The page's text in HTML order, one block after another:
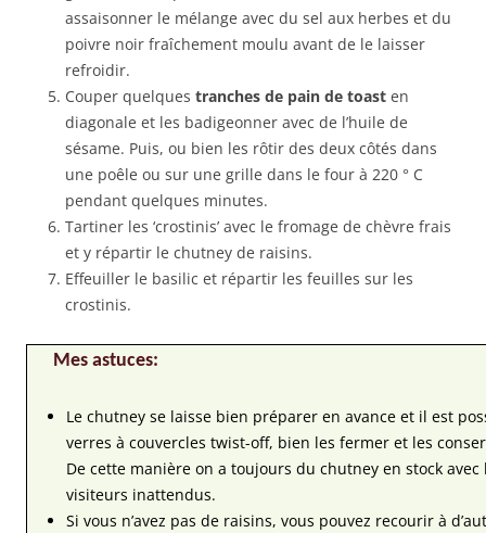
assaisonner le mélange avec du sel aux herbes et du
poivre noir fraîchement moulu avant de le laisser
refroidir.
Couper quelques tranches de pain de toast en
diagonale et les badigeonner avec de l’huile de
sésame. Puis, ou bien les rôtir des deux côtés dans
une poêle ou sur une grille dans le four à 220 ° C
pendant quelques minutes.
Tartiner les ‘crostinis’ avec le fromage de chèvre frais
et y répartir le chutney de raisins.
Effeuiller le basilic et répartir les feuilles sur les
crostinis.
Mes astuces:
Le chutney se laisse bien préparer en avance et il est
verres à couvercles twist-off, bien les fermer et les
De cette manière on a toujours du chutney en stock
visiteurs inattendus.
Si vous n’avez pas de raisins, vous pouvez recourir à